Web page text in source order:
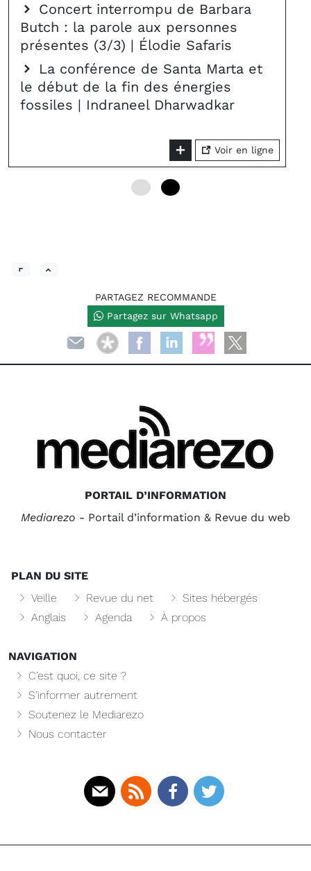
Concert interrompu de Barbara
Butch : la parole aux personnes
présentes (3/3) | Élodie Safaris
La conférence de Santa Marta et
le début de la fin des énergies
fossiles | Indraneel Dharwadkar
Voir en ligne
PARTAGEZ RECOMMANDE
Partagez sur Whatsapp
PORTAIL D’INFORMATION
Mediarezo - Portail d’information & Revue du web
PLAN DU SITE
Veille
Revue du net
Sites hébergés
Anglais
Agenda À propos
NAVIGATION
C’est quoi, ce site ?
S’informer autrement
Soutenez le Mediarezo
Nous contacter